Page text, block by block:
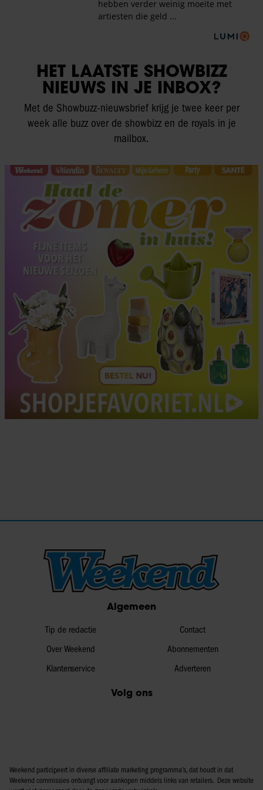
HET LAATSTE SHOWBIZZ
NIEUWS IN JE INBOX?
Met de Showbuzz-nieuwsbrief krijg je twee keer per
week alle buzz over de showbizz en de royals in je
mailbox.
Algemeen
Tip de redactie
Over Weekend
Klantenservice
Contact
Abonnementen
Adverteren
Volg ons
Weekend participeert in diverse affiliate marketing programma’s, dat houdt in dat
Weekend commissies ontvangt voor aankopen middels links van retailers. Deze website